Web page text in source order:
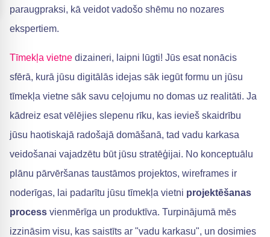
paraugpraksi, kā veidot vadošo shēmu no nozares
ekspertiem.
Tīmekļa vietne dizaineri, laipni lūgti! Jūs esat nonācis
sfērā, kurā jūsu digitālās idejas sāk iegūt formu un jūsu
tīmekļa vietne sāk savu ceļojumu no domas uz realitāti. Ja
kādreiz esat vēlējies slepenu rīku, kas ievieš skaidrību
jūsu haotiskajā radošajā domāšanā, tad vadu karkasa
veidošanai vajadzētu būt jūsu stratēģijai. No konceptuālu
plānu pārvēršanas taustāmos projektos, wireframes ir
noderīgas, lai padarītu jūsu tīmekļa vietni projektēšanas
process vienmērīga un produktīva. Turpinājumā mēs
izzināsim visu, kas saistīts ar "vadu karkasu", un dosimies